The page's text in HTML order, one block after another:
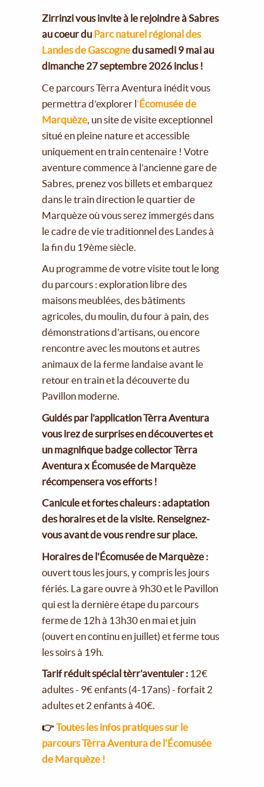
Zirrinzi vous invite à le rejoindre à Sabres
au coeur du Parc naturel régional des
Landes de Gascognedu samedi 9 mai au
dimanche 27 septembre 2026 inclus !
Ce parcours Tèrra Aventura inédit vous
permettra d’explorer l'Écomusée de
Marquèze , un site de visite exceptionnel
situé en pleine nature et accessible
uniquement en train centenaire ! Votre
aventure commence à l’ancienne gare de
Sabres, prenez vos billets et embarquez
dans le train direction le quartier de
Marquèze où vous serez immergés dans
le cadre de vie traditionnel des Landes à
la fin du 19ème siècle.
Au programme de votre visite tout le long
du parcours : exploration libre des
maisons meublées, des bâtiments
agricoles, du moulin, du four à pain, des
démonstrations d'artisans, ou encore
rencontre avec les moutons et autres
animaux de la ferme landaise avant le
retour en train et la découverte du
Pavillon moderne.
Guidés par l’application Tèrra Aventura
vous irez de surprises en découvertes et
un magnifique badge collector Tèrra
Aventura x Écomusée de Marquèze
récompensera vos efforts !
Canicule et fortes chaleurs : adaptation
des horaires et de la visite. Renseignez-
vous avant de vous rendre sur place.
Horaires de l'Écomusée de Marquèze :
ouvert tous les jours, y compris les jours
fériés. La gare ouvre à 9h30 et le Pavillon
qui est la dernière étape du parcours
ferme de 12h à 13h30 en mai et juin
(ouvert en continu en juillet) et ferme tous
les soirs à 19h.
Tarif réduit spécial tèrr’aventuier : 12€
adultes - 9€ enfants (4-17ans) - forfait 2
adultes et 2 enfants à 40€.
👉Toutes les infos pratiques sur le
parcours Tèrra Aventura de l'Écomusée
de Marquèze !